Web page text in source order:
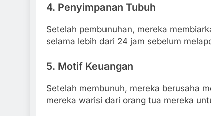
4. Penyimpanan Tubuh
Setelah pembunuhan, mereka
selama lebih dari 24 jam sebelum
5. Motif Keuangan
Setelah membunuh, mereka berusaha
mereka warisi dari orang tua mereka